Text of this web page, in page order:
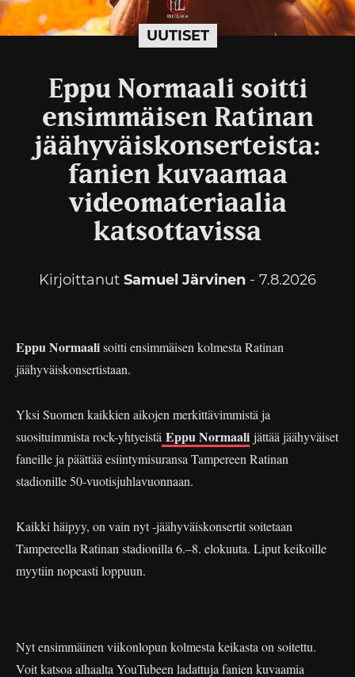
UUTISET
Eppu Normaali soitti
ensimmäisen Ratinan
jäähyväiskonserteista:
fanien kuvaamaa
videomateriaalia
katsottavissa
Kirjoittanut Samuel Järvinen - 7.8.2026
Eppu Normaalisoitti ensimmäisen kolmesta Ratinan
jäähyväiskonsertistaan.
Yksi Suomen kaikkien aikojen merkittävimmistä ja
suosituimmista rock-yhtyeistä Eppu Normaali jättää jäähyväiset
faneille ja päättää esiintymisuransa Tampereen Ratinan
stadionille 50-vuotisjuhlavuonnaan.
Kaikki häipyy, on vain nyt -jäähyväiskonsertit soitetaan
Tampereella Ratinan stadionilla 6.–8. elokuuta. Liput keikoille
myytiin nopeasti loppuun.
Nyt ensimmäinen viikonlopun kolmesta keikasta on soitettu.
Voit katsoa alhaalta YouTubeen ladattuja fanien kuvaamia